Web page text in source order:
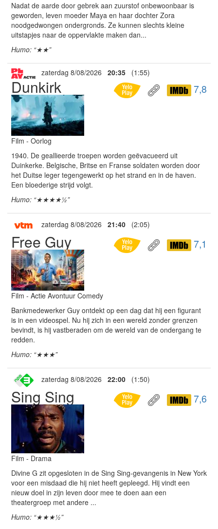
Nadat de aarde door gebrek aan zuurstof onbewoonbaar is
geworden, leven moeder Maya en haar dochter Zora
noodgedwongen ondergronds. Ze kunnen slechts kleine
uitstapjes naar de oppervlakte maken dan...
Humo: “★★”
zaterdag 8/08/2026 20:35 (1:55)
Dunkirk 7,8
Film - Oorlog
1940. De geallieerde troepen worden geëvacueerd uit
Duinkerke. Belgische, Britse en Franse soldaten worden door
het Duitse leger tegengewerkt op het strand en in de haven.
Een bloederige strijd volgt.
Humo: “★★★★½”
zaterdag 8/08/2026 21:40 (2:05)
Free Guy 7,1
Film - Actie Avontuur Comedy
Bankmedewerker Guy ontdekt op een dag dat hij een figurant
is in een videospel. Nu hij zich in een wereld zonder grenzen
bevindt, is hij vastberaden om de wereld van de ondergang te
redden.
Humo: “★★★”
zaterdag 8/08/2026 22:00 (1:50)
Sing Sing 7,6
Film - Drama
Divine G zit opgesloten in de Sing Sing-gevangenis in New York
voor een misdaad die hij niet heeft gepleegd. Hij vindt een
nieuw doel in zijn leven door mee te doen aan een
theatergroep met andere ...
Humo: “★★★½”